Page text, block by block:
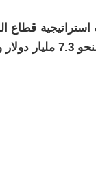
5 ملايين طن سنويا.